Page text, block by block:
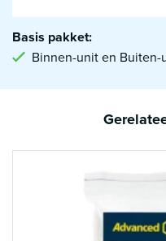
Basis pakket:
Binnen-unit en Buiten-